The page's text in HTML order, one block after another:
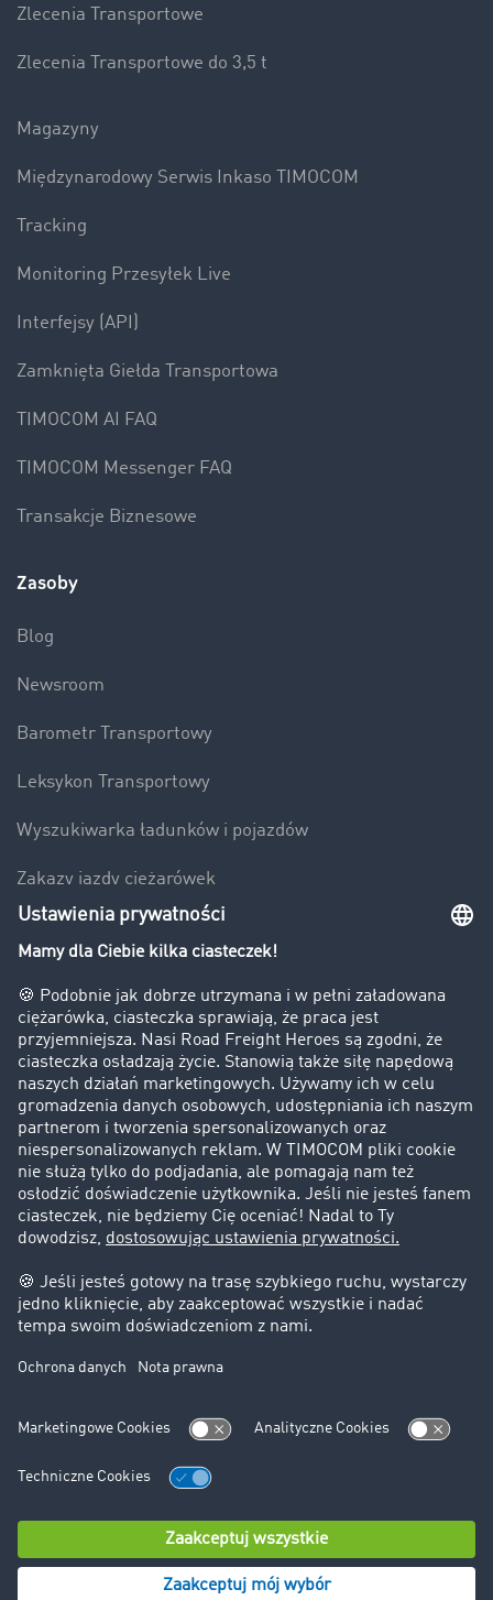
Zlecenia Transportowe
Zlecenia Transportowe do 3,5 t
Magazyny
Międzynarodowy Serwis Inkaso TIMOCOM
Tracking
Monitoring Przesyłek Live
Interfejsy (API)
Zamknięta Giełda Transportowa
TIMOCOM AI FAQ
TIMOCOM Messenger FAQ
Transakcje Biznesowe
Zasoby
Blog
Newsroom
Barometr Transportowy
Leksykon Transportowy
Wyszukiwarka ładunków i pojazdów
Zakazy jazdy ciężarówek
Bezpieczeństwo
Firma
Historie sukcesu
Klienci pozyskują nowych klientów
Informacje prawne
Impressum
OWU
Ochrona danych
Ustawienia plików cookies